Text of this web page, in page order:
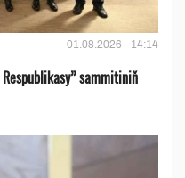
01.08.2026 - 14:14
sammitiniň